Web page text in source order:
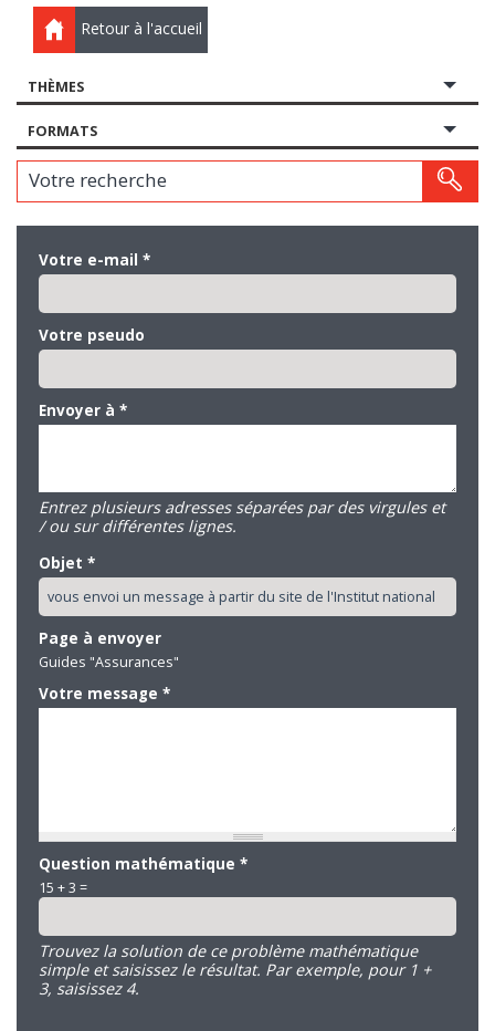
Retour à l'accueil
THÈMES
FORMATS
Votre recherche
Votre e-mail *
Votre pseudo
Envoyer à *
Entrez plusieurs adresses séparées par des virgules et
/ ou sur différentes lignes.
Objet *
Page à envoyer
Guides "Assurances"
Votre message *
Question mathématique *
15 + 3 =
Trouvez la solution de ce problème mathématique
simple et saisissez le résultat. Par exemple, pour 1 +
3, saisissez 4.